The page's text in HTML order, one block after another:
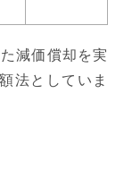
減価償却を実
法としていま